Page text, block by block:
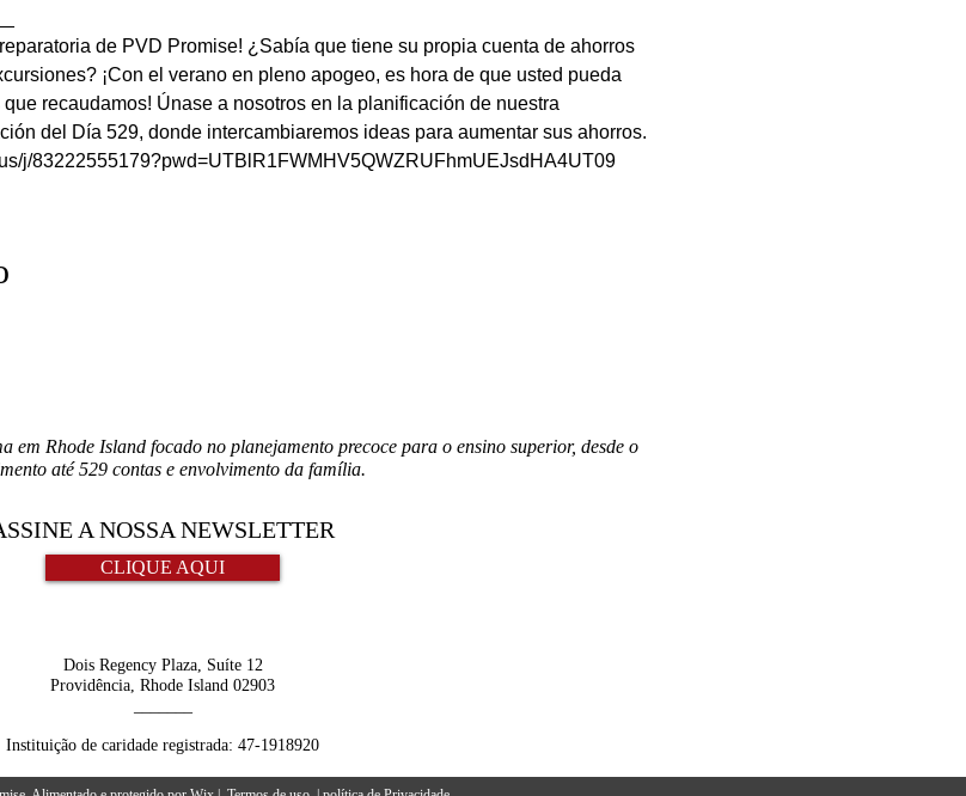
de PVD Promise! ¿Sabía que tiene su propia cuenta de ahorros
¡Con el verano en pleno apogeo, es hora de que usted pueda
recaudamos! Únase a nosotros en la planificación de nuestra
del Día 529, donde intercambiaremos ideas para aumentar sus ahorros.
j/83222555179?pwd=UTBlR1FWMHV5QWZRUFhmUEJsdHA4UT09
em Rhode Island focado no planejamento precoce para o ensino superior, desde o
até 529 contas e envolvimento da família.
A NOSSA NEWSLETTER
CLIQUE AQUI
Dois Regency Plaza, Suíte 12
Providência, Rhode Island 02903
Instituição de caridade registrada: 47-1918920